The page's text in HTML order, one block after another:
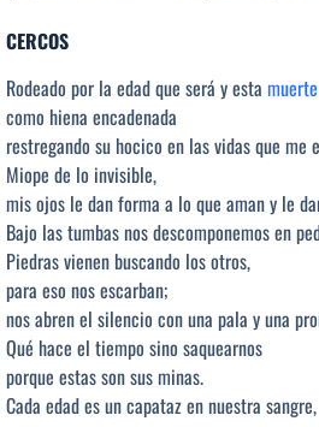
CERCOS
Rodeado por la edad que será y esta muerte
como hiena encadenada
restregando su hocico en las vidas que me
Miope de lo invisible,
mis ojos le dan forma a lo que aman y le
Bajo las tumbas nos descomponemos en
Piedras vienen buscando los otros,
para eso nos escarban;
nos abren el silencio con una pala y una
Qué hace el tiempo sino saquearnos
porque estas son sus minas.
Cada edad es un capataz en nuestra sangre,